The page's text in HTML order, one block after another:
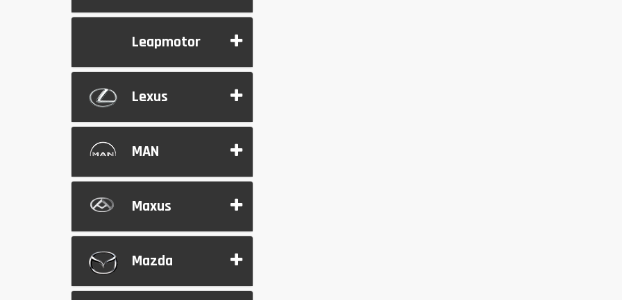
Leapmotor
Lexus
MAN
Maxus
Mazda